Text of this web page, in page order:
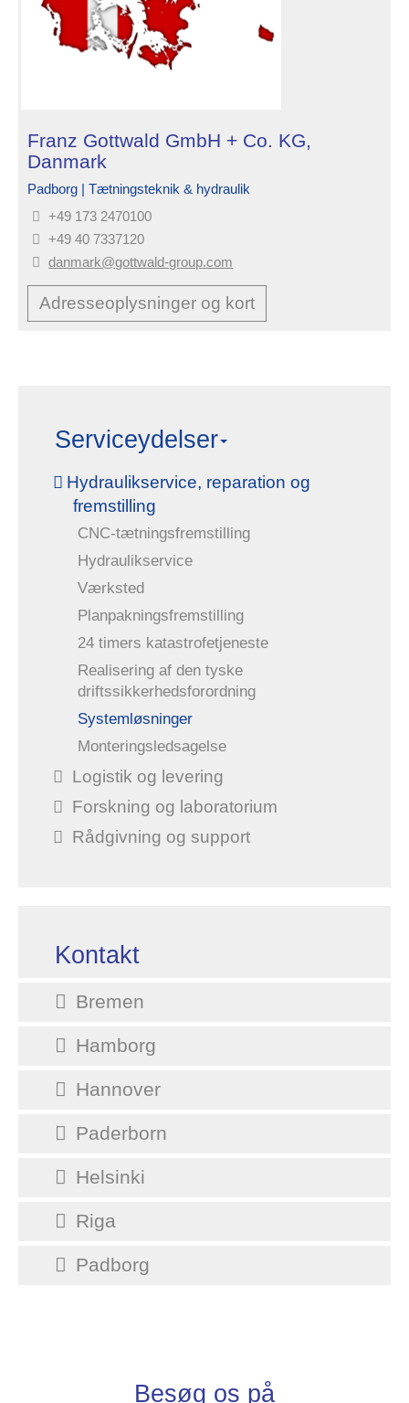
Franz Gottwald GmbH + Co. KG,
Danmark
Padborg | Tætningsteknik & hydraulik
+49 173 2470100
+49 40 7337120
danmark@gottwald-group.com
Adresseoplysninger og kort
Serviceydelser
Hydraulikservice, reparation og
fremstilling
CNC-tætningsfremstilling
Hydraulikservice
Værksted
Planpakningsfremstilling
24 timers katastrofetjeneste
Realisering af den tyske
driftssikkerhedsforordning
Systemløsninger
Monteringsledsagelse
Logistik og levering
Forskning og laboratorium
Rådgivning og support
Kontakt
Bremen
Hamborg
Hannover
Paderborn
Helsinki
Riga
Padborg
Besøg os på